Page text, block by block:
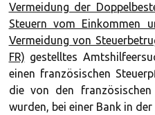
Vermeidung der
Steuern vom Einkommen
Vermeidung von
FR) gestelltes
einen französischen
die von den französischen
wurden, bei einer Bank in